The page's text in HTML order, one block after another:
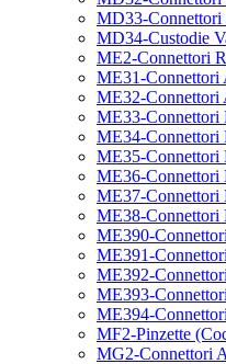
MD33-Connettori
MD34-Custodie
ME2-Connettori
ME31-Connettori
ME32-Connettori
ME33-Connettori
ME34-Connettori
ME35-Connettori
ME36-Connettori
ME37-
ME38-Connettori
ME390-
ME391-
ME392-
ME393-
ME394-
MF2-Pinzette
MG2-Connettori